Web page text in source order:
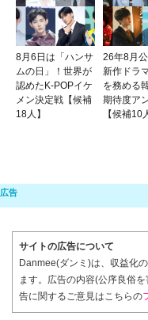
8月6日は「ハンサ
ムの日」！世界が
認めたK-POPイケ
メン決定戦【候補
18人】
26年8月
新作ドラ
を務める
期待度ア
【候補10
サイトの広告について
Danmee(ダンミ)は、収益化
ます。広告の内容(公序良俗
告に関するご意見はこちらの